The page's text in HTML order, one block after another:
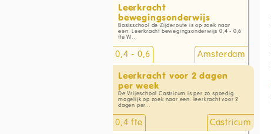
Leerkracht
bewegingsonderwijs
Basisschool de Zijderoute is op zoek naar
een: Leerkracht bewegingsonderwijs 0,4 - 0,6
fte W...
0,4 - 0,6
Amsterdam
Leerkracht voor 2 dagen
per week
De Vrijeschool Castricum is per zo spoedig
mogelijk op zoek naar een: leerkracht voor 2
dagen per...
0,4 fte
Castricum